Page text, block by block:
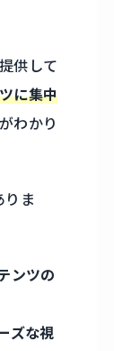
供して
に集中
わかり
りま
ンツの
ズな視